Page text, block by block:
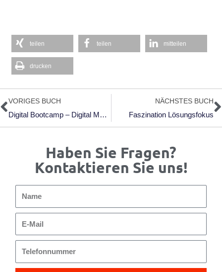
teilen teilen mitteilen
drucken
Zurück
VORIGES BUCH
Digital Bootcamp – Digital Marketing
NÄCHSTES BUCH
Faszination Lösungsfokus
Haben Sie Fragen?
Kontaktieren Sie uns!
Mail